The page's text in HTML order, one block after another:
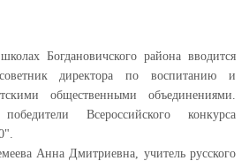
Богдановичского района вводится
директора по воспитанию и
общественными объединениями.
Всероссийского конкурса
Анна Дмитриевна, учитель русского